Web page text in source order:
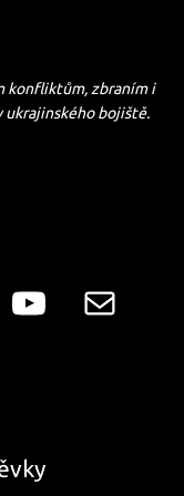
konfliktům, zbraním i
ukrajinského bojiště.